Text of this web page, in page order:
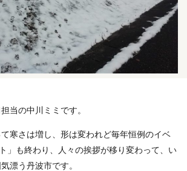
当の中川ミミです。
寒さは増し、形は変われど毎年恒例のイベ
」も終わり、人々の挨拶が移り変わって、い
漂う丹波市です。